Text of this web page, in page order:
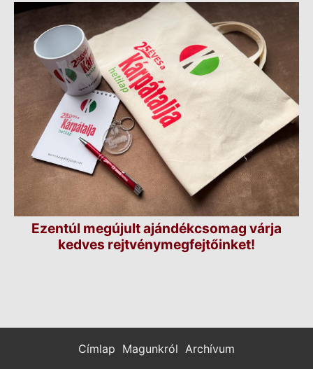
Ezentúl megújult ajándékcsomag várja
kedves rejtvénymegfejtőinket!
Címlap Magunkról Archívum